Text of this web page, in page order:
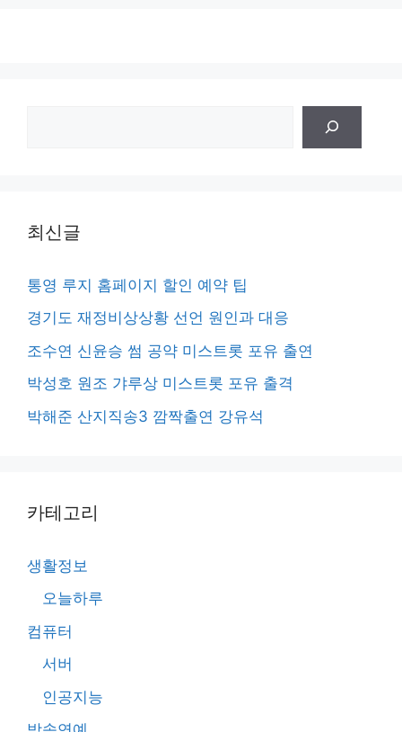
최신글
통영 루지 홈페이지 할인 예약 팁
경기도 재정비상상황 선언 원인과 대응
조수연 신윤승 썸 공약 미스트롯 포유 출연
박성호 원조 갸루상 미스트롯 포유 출격
박해준 산지직송3 깜짝출연 강유석
카테고리
생활정보
오늘하루
컴퓨터
서버
인공지능